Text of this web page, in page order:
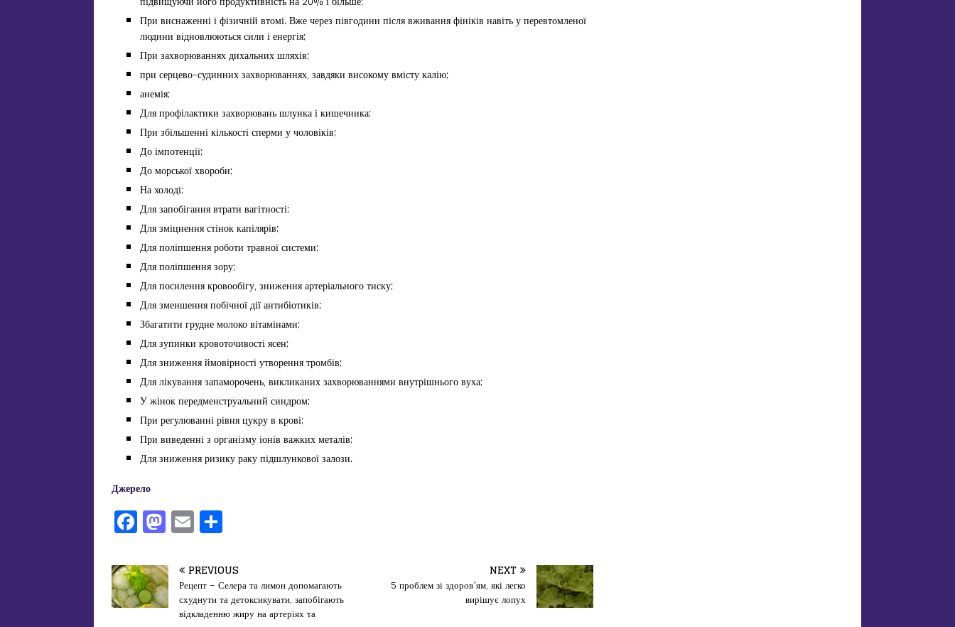
При виснаженні і фізичній втомі. Вже через півгодини після вживання фініків навіть у перевтомленої
людини відновлюються сили і енергія;
При захворюваннях дихальних шляхів;
при серцево-судинних захворюваннях, завдяки високому вмісту калію;
анемія;
Для профілактики захворювань шлунка і кишечника;
При збільшенні кількості сперми у чоловіків;
До імпотенції;
До морської хвороби;
На холоді;
Для запобігання втрати вагітності;
Для зміцнення стінок капілярів;
Для поліпшення роботи травної системи;
Для поліпшення зору;
Для посилення кровообігу, зниження артеріального тиску;
Для зменшення побічної дії антибіотиків;
Збагатити грудне молоко вітамінами;
Для зупинки кровоточивості ясен;
Для зниження ймовірності утворення тромбів;
Для лікування запаморочень, викликаних захворюваннями внутрішнього вуха;
У жінок передменструальний синдром;
При регулюванні рівня цукру в крові;
При виведенні з організму іонів важких металів;
Для зниження ризику раку підшлункової залози.
Джерело
F
a
c
e
b
M
a
st
o
d
E
m
ai
l
іл
и
т
PREVIOUS
Рецепт – Селера та лимон допомагають
схуднути та детоксикувати, запобігають
відкладенню жиру на артеріях та
NEXT
5 проблем зі здоров’ям, які легко
вирішує лопух